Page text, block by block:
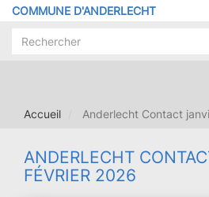
Aller
contenu
COMMUNE D'ANDERLECHT
Accueil
Anderlecht Contact
ANDERLECHT
FÉVRIER 2026